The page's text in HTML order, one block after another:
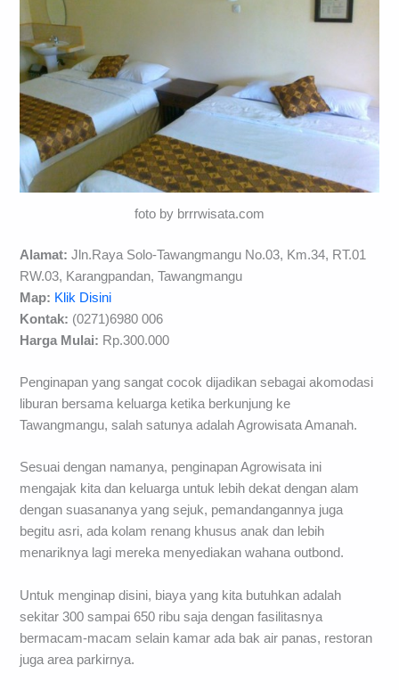
foto by brrrwisata.com
Alamat: Jln.Raya Solo-Tawangmangu No.03, Km.34, RT.01
RW.03, Karangpandan, Tawangmangu
Map: Klik Disini
Kontak: (0271)6980 006
Harga Mulai: Rp.300.000
Penginapan yang sangat cocok dijadikan sebagai akomodasi
liburan bersama keluarga ketika berkunjung ke
Tawangmangu, salah satunya adalah Agrowisata Amanah.
Sesuai dengan namanya, penginapan Agrowisata ini
mengajak kita dan keluarga untuk lebih dekat dengan alam
dengan suasananya yang sejuk, pemandangannya juga
begitu asri, ada kolam renang khusus anak dan lebih
menariknya lagi mereka menyediakan wahana outbond.
Untuk menginap disini, biaya yang kita butuhkan adalah
sekitar 300 sampai 650 ribu saja dengan fasilitasnya
bermacam-macam selain kamar ada bak air panas, restoran
juga area parkirnya.